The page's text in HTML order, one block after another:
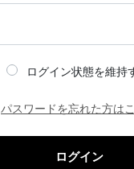
ログイン状態を維持
パスワードを忘れた方は
ログイン